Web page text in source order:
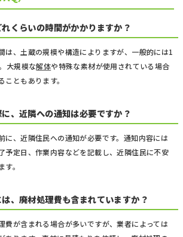
くらいの時間がかかりますか？
は、土蔵の規模や構造によりますが、一般的には1
大規模な解体や特殊な素材が使用されている場合
ともあります。
、近隣への通知は必要ですか？
に、近隣住民への通知が必要です。通知内容には
予定日、作業内容などを記載し、近隣住民に不安
。
、廃材処理費も含まれていますか？
費が含まれる場合が多いですが、業者によっては